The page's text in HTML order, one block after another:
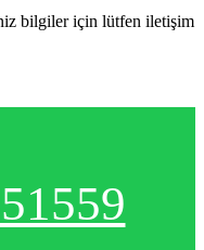
bilgiler için lütfen iletişim